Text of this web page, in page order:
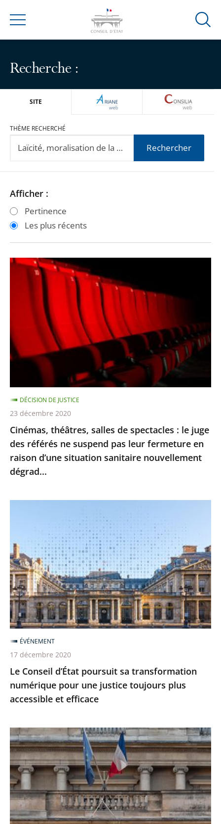
Menu
Ouvrir
Recherche :
SITE ARIANEWEB
THÈME RECHERCHÉ
Rechercher
Passer
les
filtres
après
Passer
les
filtres
avant
Afficher :
Pertinence
Les plus récents
Cinémas,
théâtres,
spectacles
:
le
juge
référés
ne
suspend
pas
leur
fermeture
en
d’une
nouvellement
dégrad...
Cinémas, théâtres, salles de spectacles : le juge
des référés ne suspend pas leur fermeture en
raison d’une situation sanitaire nouvellement
dégrad...
DÉCISION DE JUSTICE
23 décembre 2020
poursuit
sa
transformation
numérique
pour
une
justice
toujours
plus
accessible
et
efficace
Le Conseil d’État poursuit sa transformation
numérique pour une justice toujours plus
accessible et efficace
ÉVÉNEMENT
17 décembre 2020
Ordonnances
de
l’article
38
de
la
Constitution